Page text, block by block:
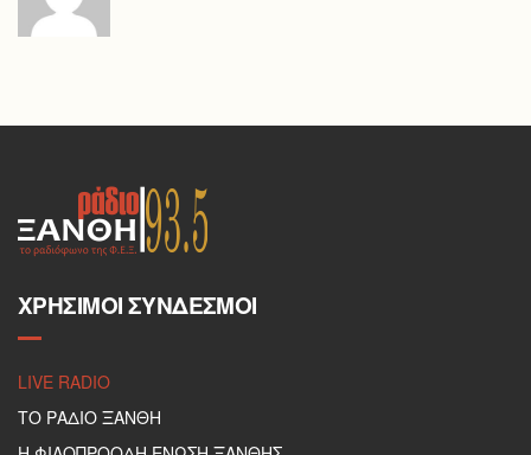
ΧΡΉΣΙΜΟΙ ΣΎΝΔΕΣΜΟΙ
LIVE RADIO
ΤΟ ΡΑΔΙΟ ΞΑΝΘΗ